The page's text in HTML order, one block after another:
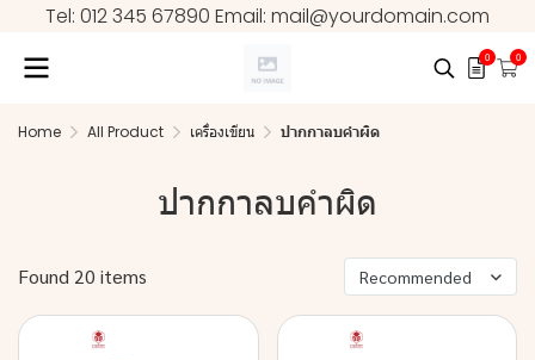
Tel: 012 345 67890 Email: mail@yourdomain.com
0 0
Home All Product เครื่องเขียน ปากกาลบคำผิด
ปากกาลบคำผิด
Found 20 items Recommended